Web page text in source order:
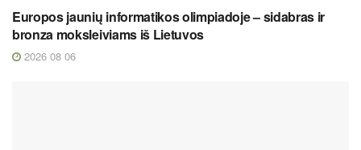
Europos jaunių informatikos olimpiadoje – sidabras ir
bronza moksleiviams iš Lietuvos
2026 08 06